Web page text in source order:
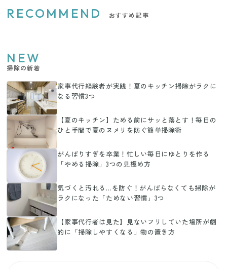
RECOMMEND おすすめ記事
NEW
掃除の新着
家事代行経験者が実践！夏のキッチン掃除がラクに
なる習慣3つ
【夏のキッチン】ためる前にサッと落とす！毎日の
ひと手間で夏のヌメリを防ぐ簡単掃除術
がんばりすぎを卒業！忙しい毎日にゆとりを作る
「やめる掃除」3つの見極め方
気づくと汚れる…を防ぐ！がんばらなくても掃除が
ラクになった「ためない習慣」3つ
【家事代行者は見た】見ないフリしていた場所が劇
的に「掃除しやすくなる」物の置き方